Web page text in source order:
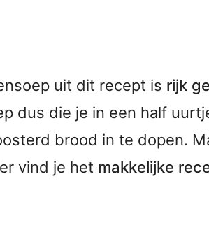
uit dit recept is rijk
dus die je in een half
brood in te dopen.
vind je het makkelijke